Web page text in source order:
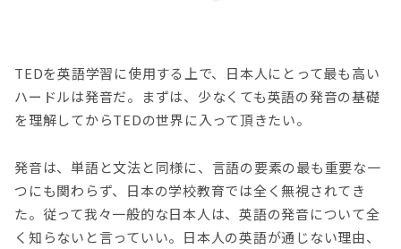
TEDを英語学習に使用する上で、日本人にとって最も高い
ハードルは発音だ。まずは、少なくても英語の発音の基礎
を理解してからTEDの世界に入って頂きたい。
発音は、単語と文法と同様に、言語の要素の最も重要な一
つにも関わらず、日本の学校教育では全く無視されてき
た。従って我々一般的な日本人は、英語の発音について全
く知らないと言っていい。日本人の英語が通じない理由、